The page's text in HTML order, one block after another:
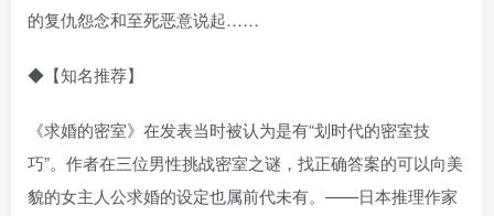
的复仇怨念和至死恶意说起……
◆【知名推荐】
《求婚的密室》在发表当时被认为是有“划时代的密室技
巧”。作者在三位男性挑战密室之谜，找正确答案的可以向美
貌的女主人公求婚的设定也属前代未有。——日本推理作家